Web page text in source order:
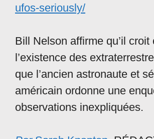
ufos-seriously/
Bill Nelson affirme qu’il croit
l’existence des
que l’ancien astronaute et
américain ordonne une
observations inexpliquées.